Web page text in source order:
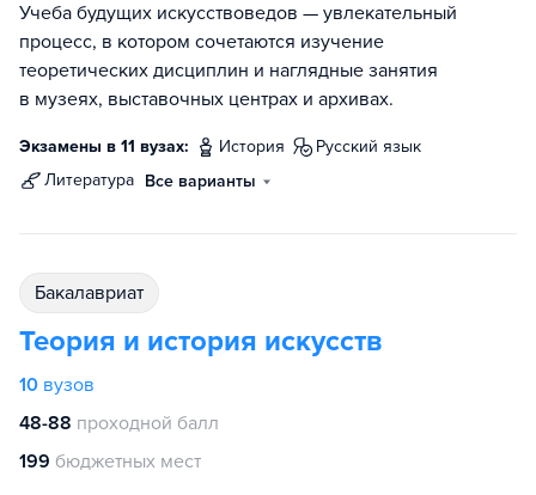
Учеба будущих искусствоведов — увлекательный
процесс, в котором сочетаются изучение
теоретических дисциплин и наглядные занятия
в музеях, выставочных центрах и архивах.
Экзамены в 11 вузах: история
русский язык
литература Все варианты
бакалавриат
Теория и история искусств
10 вузов
48-88 проходной балл
199 бюджетных мест